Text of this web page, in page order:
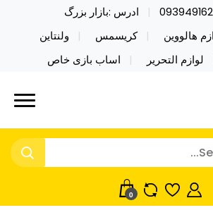
ادرس :بازار بزرگ
هالووین کریسمس
ولنتاین
لوازم التحریر اساب بازی خاص
عمده لوازم هالووین
کریسمس اکسسوری
فیجت اسباب بازی تراول ماگ نایکر
هالووین ولن تاین کادویی
ماسک در واردات مستقیم
0